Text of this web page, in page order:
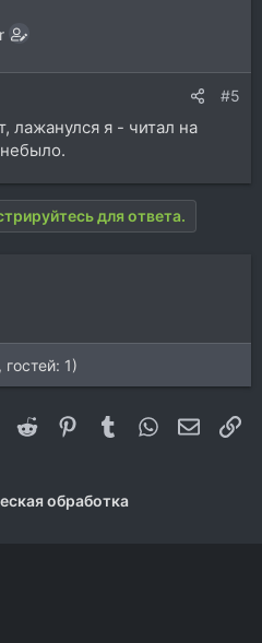
#5
лажанулся я - читал на
для ответа.
1)
Reddit Pinterest
Tumblr WhatsApp
обработка